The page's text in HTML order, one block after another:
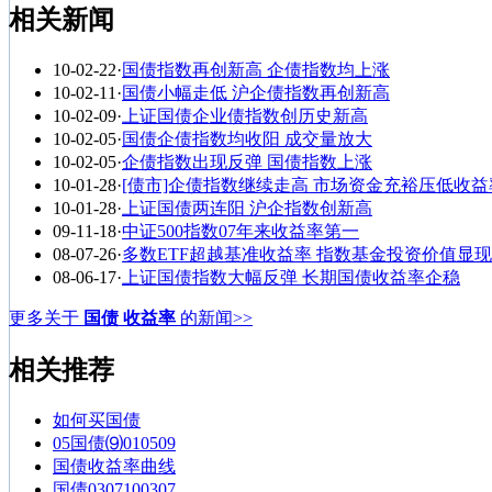
相关新闻
10-02-22·国债指数再创新高 企债指数均上涨
10-02-11 ·国债小幅走低 沪企债指数再创新高
10-02-09· 上证国债企业债指数创历史新高
10-02-05·国债企债指数均收阳 成交量放大
10-02-05·企债指数出现反弹 国债指数上涨
10-01-28·[债市]企债指数继续走高 市场资金充裕压低收益
10-01-28· 上证国债两连阳 沪企指数创新高
09-11-18·中证500指数07年来收益率第一
08-07-26·多数ETF超越基准收益率 指数基金投资价值显现
08-06-17· 上证国债指数大幅反弹 长期国债收益率企稳
更多关于 国债 收益率 的新闻>>
相关推荐
如何买国债
05国债⑼010509
国债收益率曲线